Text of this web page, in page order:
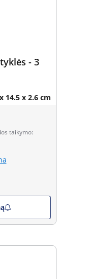
- 3
14.5 x 2.6 cm
taikymo: